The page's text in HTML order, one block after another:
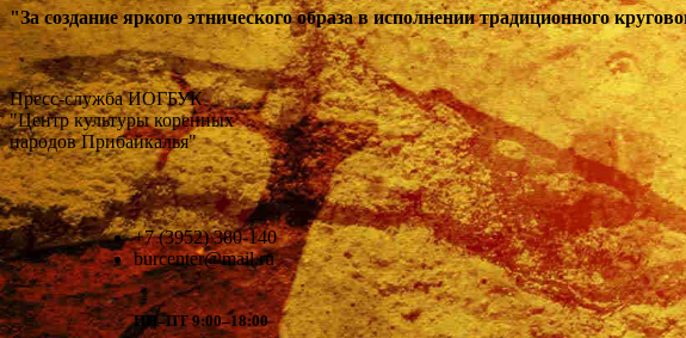
"За создание яркого этнического образа в исполнении традиционного
Пресс-служба ИОГБУК
"Центр культуры коренных
народов Прибайкалья"
+7 (3952) 380-140
burcenter@mail.ru
ПН–ПТ 9:00–18:00